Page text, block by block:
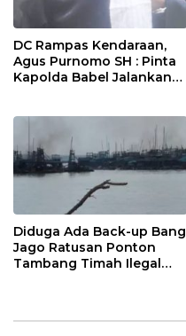
DC Rampas Kendaraan,
Agus Purnomo SH : Pinta
Kapolda Babel Jalankan
Diduga Ada Back-up Bang
Jago Ratusan Ponton
Tambang Timah Ilegal